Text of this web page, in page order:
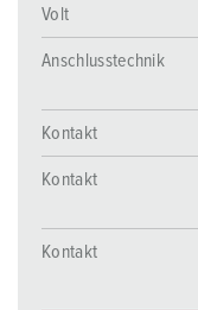
Volt
Anschlusstechnik
Kontakt
Kontakt
Kontakt